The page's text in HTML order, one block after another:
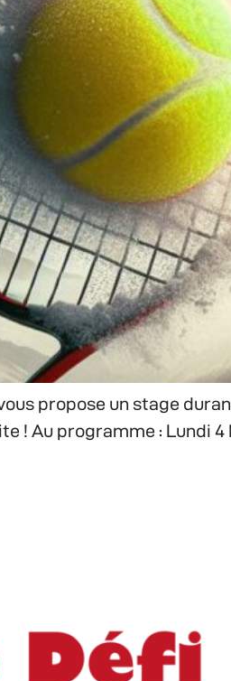
propose un stage
Au programme : Lundi 4